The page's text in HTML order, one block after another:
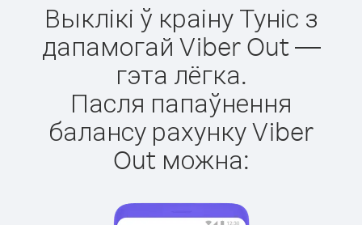
Выклікі ў краіну Туніс з
дапамогай Viber Out —
гэта лёгка.
Пасля папаўнення
балансу рахунку Viber
Out можна: